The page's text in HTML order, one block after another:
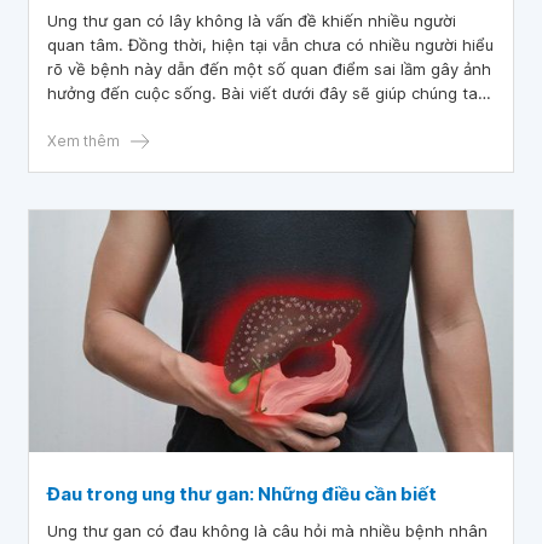
Ung thư gan có lây không là vấn đề khiến nhiều người
quan tâm. Đồng thời, hiện tại vẫn chưa có nhiều người hiểu
rõ về bệnh này dẫn đến một số quan điểm sai lầm gây ảnh
hưởng đến cuộc sống. Bài viết dưới đây sẽ giúp chúng ta
Xem thêm
Đau trong ung thư gan: Những điều cần biết
Ung thư gan có đau không là câu hỏi mà nhiều bệnh nhân